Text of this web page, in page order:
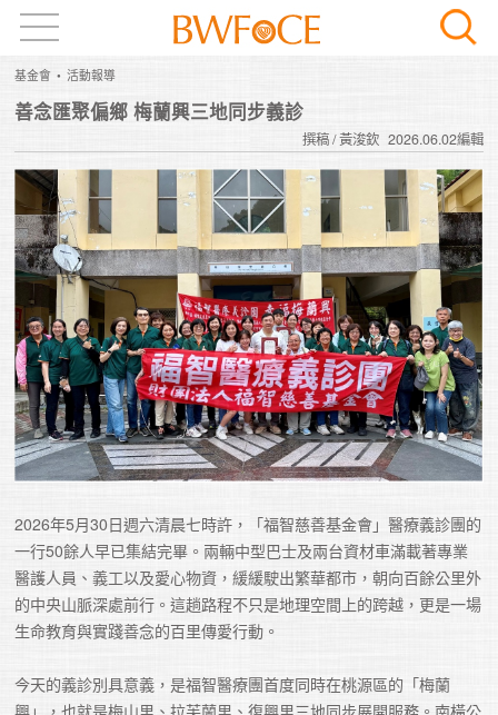
基金會 活動報導
善念匯聚偏鄉 梅蘭興三地同步義診
撰稿 / 黃浚欽 2026.06.02編輯
2026年5月30日週六清晨七時許，「福智慈善基金會」醫療義診團的
一行50餘人早已集結完畢。兩輛中型巴士及兩台資材車滿載著專業
醫護人員、義工以及愛心物資，緩緩駛出繁華都市，朝向百餘公里外
的中央山脈深處前行。這趟路程不只是地理空間上的跨越，更是一場
生命教育與實踐善念的百里傳愛行動。
今天的義診別具意義，是福智醫療團首度同時在桃源區的「梅蘭
興」，也就是梅山里、拉芙蘭里、復興里三地同步展開服務。南橫公